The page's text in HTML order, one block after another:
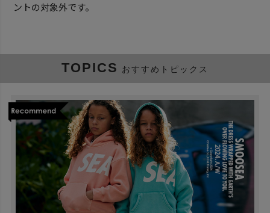
ントの対象外です。
TOPICS おすすめトピックス